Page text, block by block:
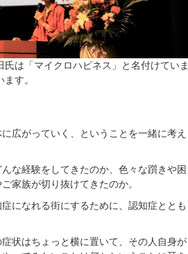
は「マイクロハピネス」と名付けていま
す。
広がっていく、ということを一緒に考え
な経験をしてきたのか、色々な躓きや困
家族が切り抜けてきたのか。
になれる街にするために、認知症ととも
状はちょっと横に置いて、その人自身が